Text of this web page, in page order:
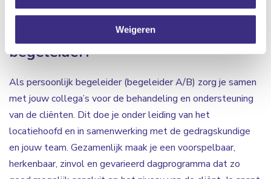
Weigeren
Wat doet een persoonlijk
begeleider?
Als persoonlijk begeleider (begeleider A/B) zorg je samen
met jouw collega’s voor de behandeling en ondersteuning
van de cliënten. Dit doe je onder leiding van het
locatiehoofd en in samenwerking met de gedragskundige
en jouw team. Gezamenlijk maak je een voorspelbaar,
herkenbaar, zinvol en gevarieerd dagprogramma dat zo